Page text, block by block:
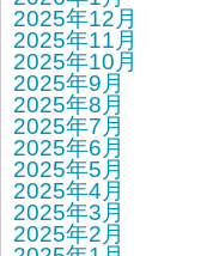
2025年12月
2025年11月
2025年10月
2025年9月
2025年8月
2025年7月
2025年6月
2025年5月
2025年4月
2025年3月
2025年2月